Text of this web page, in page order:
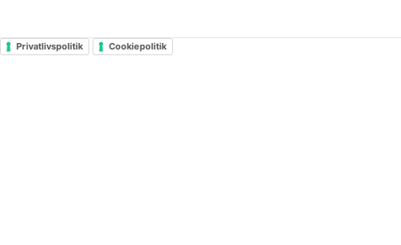
Privatlivspolitik Cookiepolitik